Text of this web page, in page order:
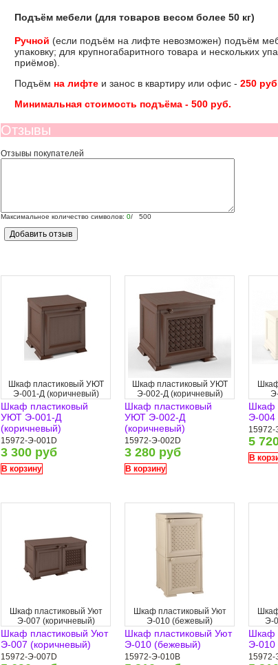
Подъём мебели (для товаров весом более 50 кг)
Ручной (если подъём на лифте невозможен) подъём
упаковку; для крупногабаритного товара и нескольких
приёмов).
Подъём на лифте и занос в квартиру или офис - 250
Минимальная стоимость подъёма - 500 руб.
Отзывы
Отзывы покупателей
Максимальное количество символов: 0/ 500
Шкаф пластиковый УЮТ
Э-001-Д (коричневый)
Шкаф пластиковый
УЮТ Э-001-Д
(коричневый)
15972-Э-001D
3 300 руб
В корзину
Шкаф пластиковый УЮТ
Э-002-Д (коричневый)
Шкаф пластиковый
УЮТ Э-002-Д
(коричневый)
15972-Э-002D
3 280 руб
В корзину
Шкаф
Э-004
5
В
Шкаф пластиковый Уют
Э-007 (коричневый)
Шкаф пластиковый Уют
Э-007 (коричневый)
15972-Э-007D
Шкаф пластиковый Уют
Э-010 (бежевый)
Шкаф пластиковый Уют
Э-010 (бежевый)
15972-Э-010B
Э-
Шкаф
Э-010
15972-